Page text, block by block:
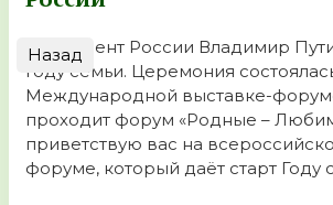
Президент России Владимир
Году семьи. Церемония
Международной выставке-
проходит форум «Родные –
приветствую вас на
форуме, который даёт старт Году
Назад